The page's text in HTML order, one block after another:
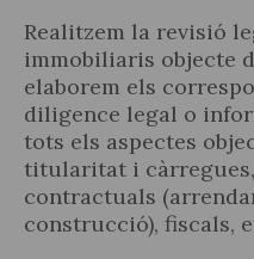
Notícies i
Realitzem la revisió
immobiliaris objecte
elaborem els
diligence legal o
tots els aspectes
titularitat i
contractuals
construcció), fiscals,